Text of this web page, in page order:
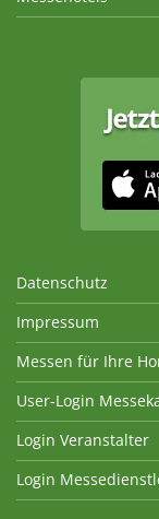
Datenschutz
Impressum
Messen für Ihre
User-Login
Login Veranstalter
Login